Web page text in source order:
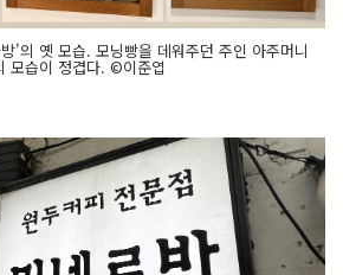
'의 옛 모습. 모닝빵을 데워주던 주인 아주머니
모습이 정겹다. ©이준엽